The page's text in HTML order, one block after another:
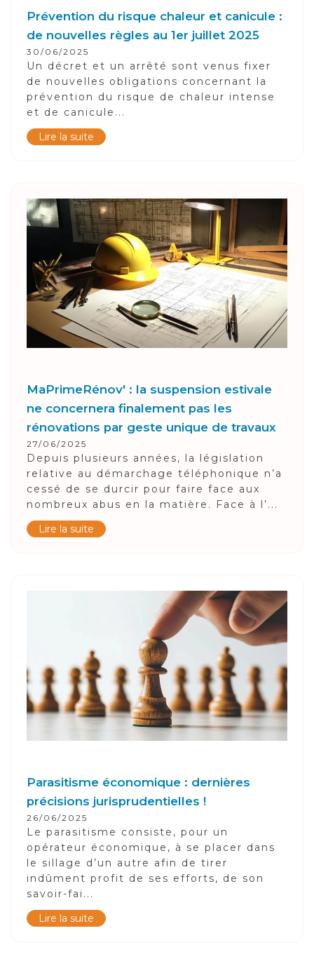
Prévention du risque chaleur et canicule :
de nouvelles règles au 1er juillet 2025
30/06/2025
Un décret et un arrêté sont venus fixer
de nouvelles obligations concernant la
prévention du risque de chaleur intense
et de canicule...
Lire la suite
MaPrimeRénov' : la suspension estivale
ne concernera finalement pas les
rénovations par geste unique de travaux
27/06/2025
Depuis plusieurs années, la législation
relative au démarchage téléphonique n’a
cessé de se durcir pour faire face aux
nombreux abus en la matière. Face à l’...
Lire la suite
Parasitisme économique : dernières
précisions jurisprudentielles !
26/06/2025
Le parasitisme consiste, pour un
opérateur économique, à se placer dans
le sillage d’un autre afin de tirer
indûment profit de ses efforts, de son
savoir-fai...
Lire la suite